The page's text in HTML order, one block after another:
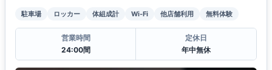
駐車場 ロッカー 体組成計 Wi-Fi 他店舗利用 無料体験
営業時間
24:00間
定休日
年中無休